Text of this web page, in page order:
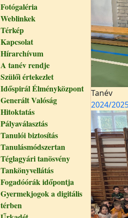
Fotógaléria
Weblinkek
Térkép
Kapcsolat
Hírarchívum
A tanév rendje
Szülői értekezlet
Időspirál Élményközpont
Generált Valóság
Hitoktatás
Pályaválasztás
Tanulói biztosítás
Tanulásmódszertan
Téglagyári tanösvény
Tankönyvellátás
Fogadóórák időpontja
Gyermekjogok a digitális
térben
Tanév
2024/